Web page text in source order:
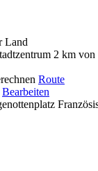
Land
2 km von
Route
Bearbeiten